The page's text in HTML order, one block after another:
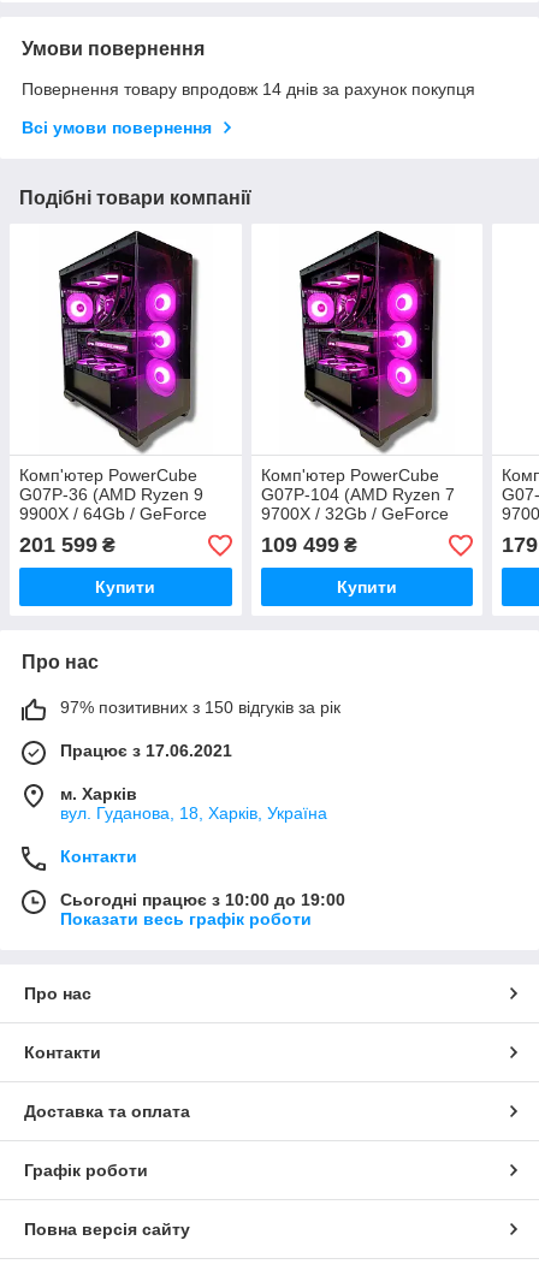
Умови повернення
Повернення товару впродовж 14 днів за рахунок покупця
Всі умови повернення
Подібні товари компанії
Комп'ютер PowerCube
G07P-36 (AMD Ryzen 9
9900X / 64Gb / GeForce
RTX 5080 16GB / SSD 2Tb
/ 1000W / USB 4.0 / W
201 599 ₴
Купити
Комп'ютер PowerCube
G07P-104 (AMD Ryzen 7
9700X / 32Gb / GeForce
RTX 5060 Ti 16GB / SSD
1Tb / 700W / USB 4.0 / Wi-
Fi 6)
109 499₴
Купити
/
Про нас
97% позитивних з 150 відгуків за рік
Працює з 17.06.2021
м. Харків
вул. Гуданова, 18, Харків, Україна
Контакти
Сьогодні працює з 10:00 до 19:00
Показати весь графік роботи
Про нас
Контакти
Доставка та оплата
Графік роботи
Повна версія сайту